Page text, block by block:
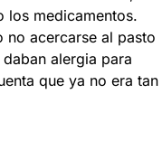
los medicamentos.
no acercarse al pasto
alergia para
que ya no era tan